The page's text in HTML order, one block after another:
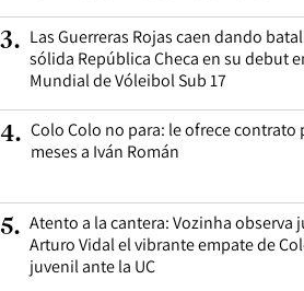
3. Las Guerreras Rojas caen dando
sólida República Checa en su debut
Mundial de Vóleibol Sub 17
4. Colo Colo no para: le ofrece contrato
meses a Iván Román
5. Atento a la cantera: Vozinha observa
Arturo Vidal el vibrante empate de
juvenil ante la UC